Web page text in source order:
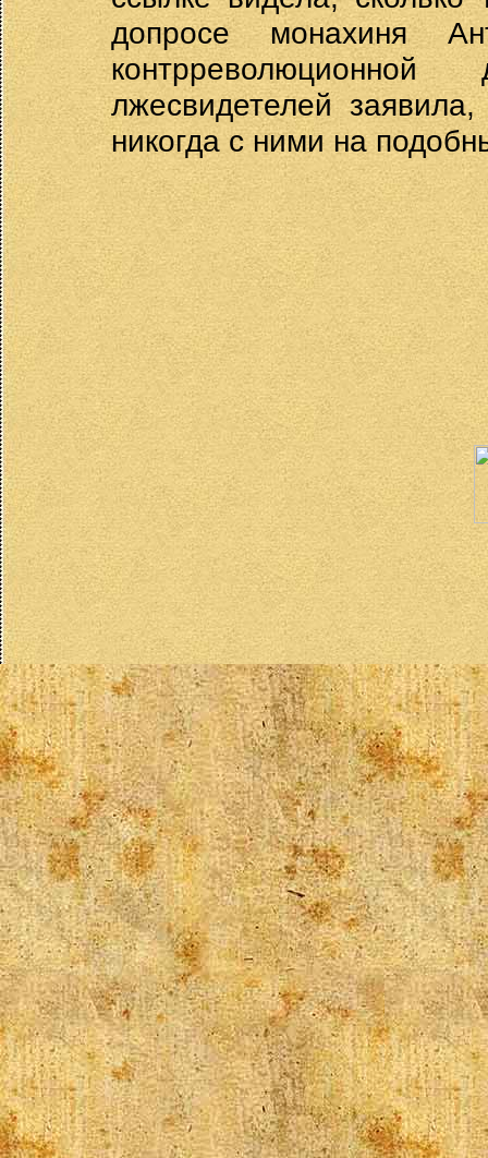
допросе монахиня
лжесвидетелей
никогда с ними на